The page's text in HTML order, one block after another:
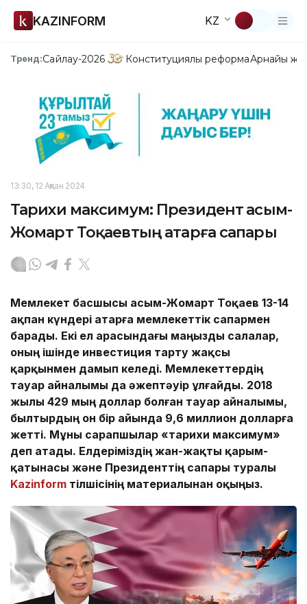
KAZINFORM KZ
Тренд:Сайлау-2026 Конституциялық реформаАрнайы
13:30, 12 Ақпан 2024
Тарихи максимум: Президент Қасым-
Жомарт Тоқаевтың Қатарға сапары
Мемлекет басшысы Қасым-Жомарт Тоқаев 13-14
ақпан күндері Қатарға мемлекеттік сапармен
барады. Екі ел арасындағы маңызды салалар,
оның ішінде инвестиция тарту жақсы
қарқынмен дамып келеді. Мемлекеттердің
тауар айналымы да әжептәуір ұлғайды. 2018
жылы 429 мың доллар болған тауар айналымы,
былтырдың он бір айында 9,6 миллион долларға
жетті. Мұны сарапшылар «тарихи максимум»
деп атады. Елдеріміздің жан-жақты қарым-
қатынасы және Президенттің сапары туралы
Kazinform тілшісінің материалынан оқыңыз.